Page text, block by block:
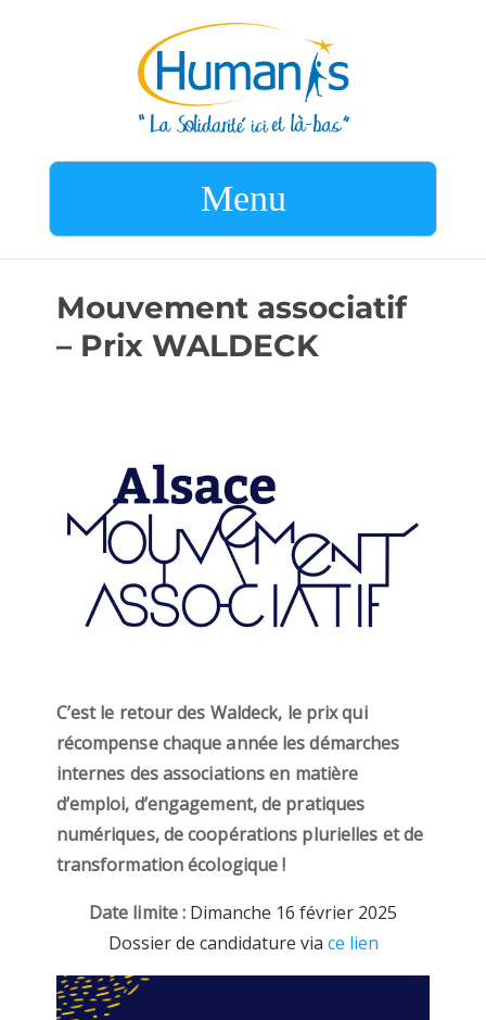
Menu
Mouvement associatif
– Prix WALDECK
C’est le retour des Waldeck, le prix qui
récompense chaque année les démarches
internes des associations en matière
d’emploi, d’engagement, de pratiques
numériques, de coopérations plurielles et de
transformation écologique !
Date limite : Dimanche 16 février 2025
Dossier de candidature via ce lien